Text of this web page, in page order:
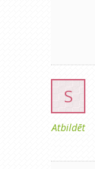
S
Atbildēt